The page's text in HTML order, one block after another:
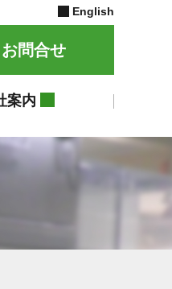
English
お問合せ
案内